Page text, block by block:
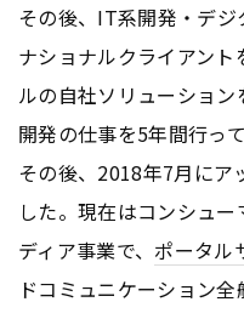
その後、IT系開発・デジ
ナショナルクライアント
ルの自社ソリューショ
開発の仕事を5年間行っ
その後、2018年7月にア
した。現在はコンシュー
ディア事業で、 ポータル
ドコミュニケーション全